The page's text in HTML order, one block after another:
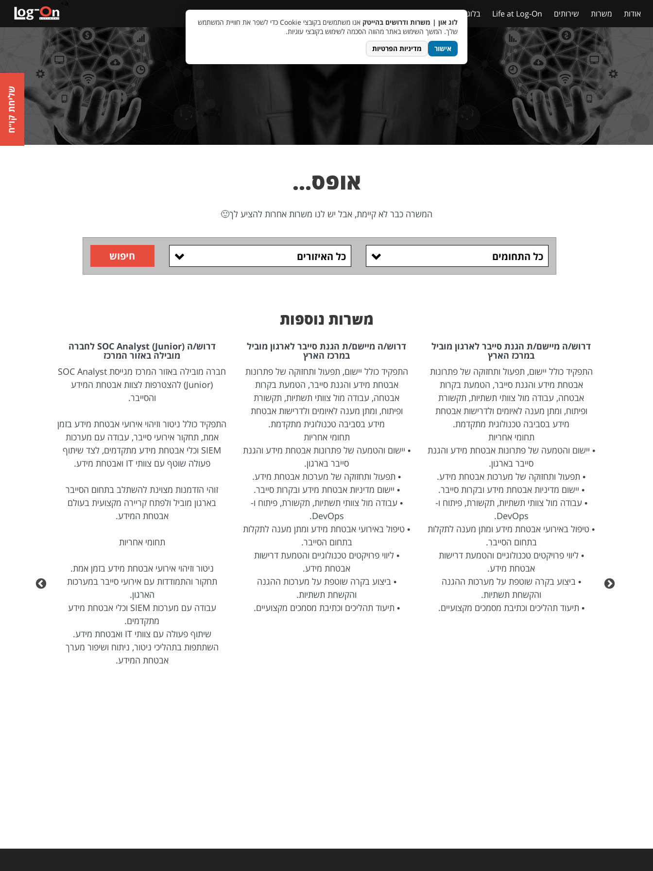
אודות משרות שירותים Life at Log-On בלוג
אופס…
המשרה כבר לא קיימת, אבל יש לנו משרות אחרות להציע לך🙂
כל התחומים כל האיזורים חיפוש
משרות נוספות
דרוש/ה מיישם/ת הגנת סייבר לארגון מוביל
במרכז הארץ
התפקיד כולל יישום, תפעול ותחזוקה של פתרונות
אבטחת מידע והגנת סייבר, הטמעת בקרות
אבטחה, עבודה מול צוותי תשתיות, תקשורת
ופיתוח, ומתן מענה לאיומים ולדרישות אבטחת
מידע בסביבה טכנולוגית מתקדמת.
תחומי אחריות
• יישום והטמעה של פתרונות אבטחת מידע והגנת
סייבר בארגון.
• תפעול ותחזוקה של מערכות אבטחת מידע.
• יישום מדיניות אבטחת מידע ובקרות סייבר.
• עבודה מול צוותי תשתיות, תקשורת, פיתוח ו-
DevOps.
• טיפול באירועי אבטחת מידע ומתן מענה לתקלות
בתחום הסייבר.
• ליווי פרויקטים טכנולוגיים והטמעת דרישות
אבטחת מידע.
• ביצוע בקרה שוטפת על מערכות ההגנה
והקשחת תשתיות.
• תיעוד תהליכים וכתיבת מסמכים מקצועיים.
דרוש/ה מיישם/ת הגנת סייבר לארגון מוביל
במרכז הארץ
התפקיד כולל יישום, תפעול ותחזוקה של פתרונות
אבטחת מידע והגנת סייבר, הטמעת בקרות
אבטחה, עבודה מול צוותי תשתיות, תקשורת
ופיתוח, ומתן מענה לאיומים ולדרישות אבטחת
מידע בסביבה טכנולוגית מתקדמת.
תחומי אחריות
• יישום והטמעה של פתרונות אבטחת מידע והגנת
סייבר בארגון.
• תפעול ותחזוקה של מערכות אבטחת מידע.
• יישום מדיניות אבטחת מידע ובקרות סייבר.
• עבודה מול צוותי תשתיות, תקשורת, פיתוח ו-
DevOps.
• טיפול באירועי אבטחת מידע ומתן מענה לתקלות
בתחום הסייבר.
• ליווי פרויקטים טכנולוגיים והטמעת דרישות
אבטחת מידע.
• ביצוע בקרה שוטפת על מערכות ההגנה
והקשחת תשתיות.
• תיעוד תהליכים וכתיבת מסמכים מקצועיים.
דרוש/ה SOC Analyst (Junior) לחברה
מובילה באזור המרכז
חברה מובילה באזור המרכז מגייסת SOC Analyst
(Junior) להצטרפות לצוות אבטחת המידע
והסייבר.
התפקיד כולל ניטור וזיהוי אירועי אבטחת מידע בזמן
אמת, תחקור אירועי סייבר, עבודה עם מערכות
SIEM וכלי אבטחת מידע מתקדמים, לצד שיתוף
פעולה שוטף עם צוותי IT ואבטחת מידע.
זוהי הזדמנות מצוינת להשתלב בתחום הסייבר
בארגון מוביל ולפתח קריירה מקצועית בעולם
אבטחת המידע.
תחומי אחריות
ניטור וזיהוי אירועי אבטחת מידע בזמן אמת.
תחקור והתמודדות עם אירועי סייבר במערכות
הארגון.
עבודה עם מערכות SIEM וכלי אבטחת מידע
מתקדמים.
שיתוף פעולה עם צוותי IT ואבטחת מידע.
השתתפות בתהליכי ניטור, ניתוח ושיפור מערך
אבטחת המידע.
לוג און | משרות ודרושים בהייטק
אנו משתמשים בקובצי Cookie כדי לשפר את חוויית המשתמש
שלך. המשך השימוש באתר מהווה הסכמה לשימוש בקובצי עוגיות.
אישור
מדיניות הפרטיות
שליחת קו״ח